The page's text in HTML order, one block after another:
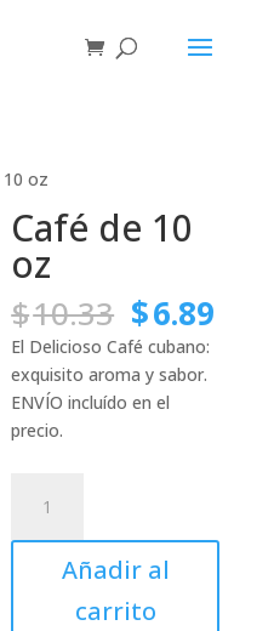
oz
Café de 10
oz
$10.33 El
precio
original
era:
$10.33.
$6.89
El Delicioso Café cubano:
exquisito aroma y sabor.
ENVÍO incluído en el
precio.
10
Añadir al
carrito